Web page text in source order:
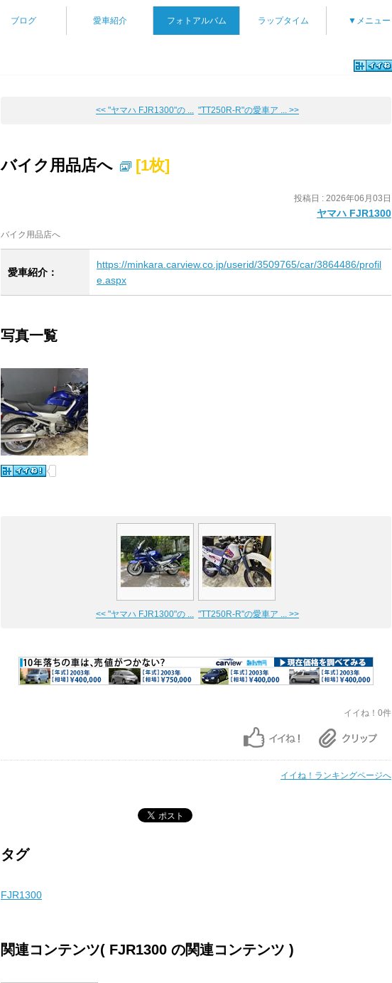
ブログ 愛車紹介 フォトアルバム ラップタイム ▼メニュー
<< "ヤマハ FJR1300"の ... "TT250R-R"の愛車ア ... >>
バイク用品店へ [1枚]
投稿日 : 2026年06月03日
ヤマハ FJR1300
バイク用品店へ
愛車紹介：
https://minkara.carview.co.jp/userid/3509765/car/3864486/profil
e.aspx
写真一覧
<< "ヤマハ FJR1300"の ... "TT250R-R"の愛車ア ... >>
イイね！0件
イイね！ランキングページへ
タグ
FJR1300
関連コンテンツ( FJR1300 の関連コンテンツ )